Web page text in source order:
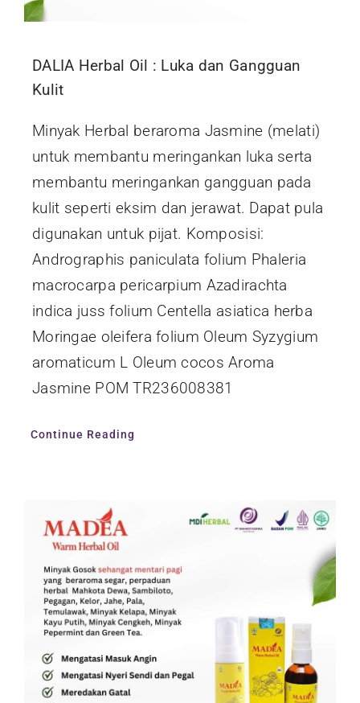
DALIA Herbal Oil : Luka dan Gangguan
Kulit
Minyak Herbal beraroma Jasmine (melati)
untuk membantu meringankan luka serta
membantu meringankan gangguan pada
kulit seperti eksim dan jerawat. Dapat pula
digunakan untuk pijat. Komposisi:
Andrographis paniculata folium Phaleria
macrocarpa pericarpium Azadirachta
indica juss folium Centella asiatica herba
Moringae oleifera folium Oleum Syzygium
aromaticum L Oleum cocos Aroma
Jasmine POM TR236008381
Continue Reading